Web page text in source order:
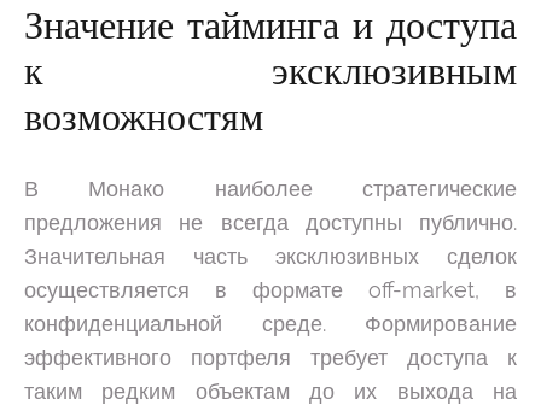
Значение тайминга и доступа
к эксклюзивным
возможностям
В Монако наиболее стратегические
предложения не всегда доступны публично.
Значительная часть эксклюзивных сделок
осуществляется в формате off-market, в
конфиденциальной среде. Формирование
эффективного портфеля требует доступа к
таким редким объектам до их выхода на